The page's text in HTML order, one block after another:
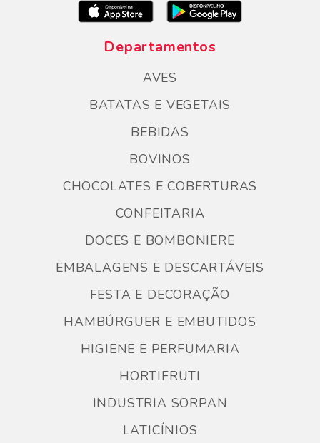
Departamentos
AVES
BATATAS E VEGETAIS
BEBIDAS
BOVINOS
CHOCOLATES E COBERTURAS
CONFEITARIA
DOCES E BOMBONIERE
EMBALAGENS E DESCARTÁVEIS
FESTA E DECORAÇÃO
HAMBÚRGUER E EMBUTIDOS
HIGIENE E PERFUMARIA
HORTIFRUTI
INDUSTRIA SORPAN
LATICÍNIOS